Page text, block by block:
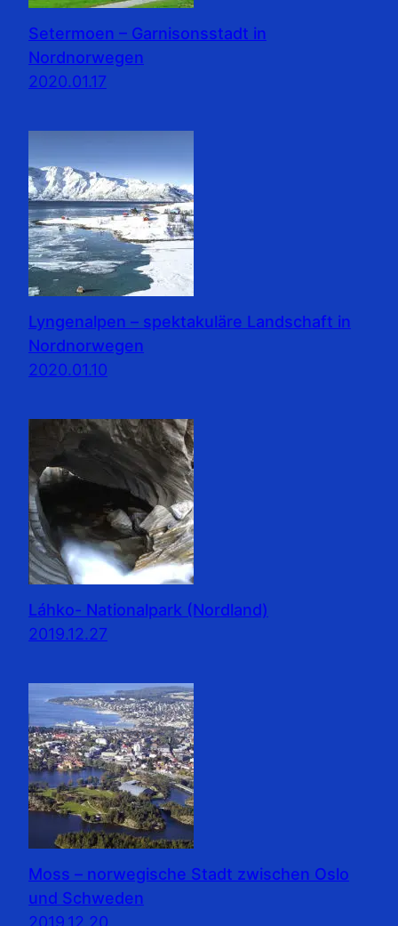
Setermoen – Garnisonsstadt in
Nordnorwegen
2020.01.17
Lyngenalpen – spektakuläre Landschaft in
Nordnorwegen
2020.01.10
Láhko- Nationalpark (Nordland)
2019.12.27
Moss – norwegische Stadt zwischen Oslo
und Schweden